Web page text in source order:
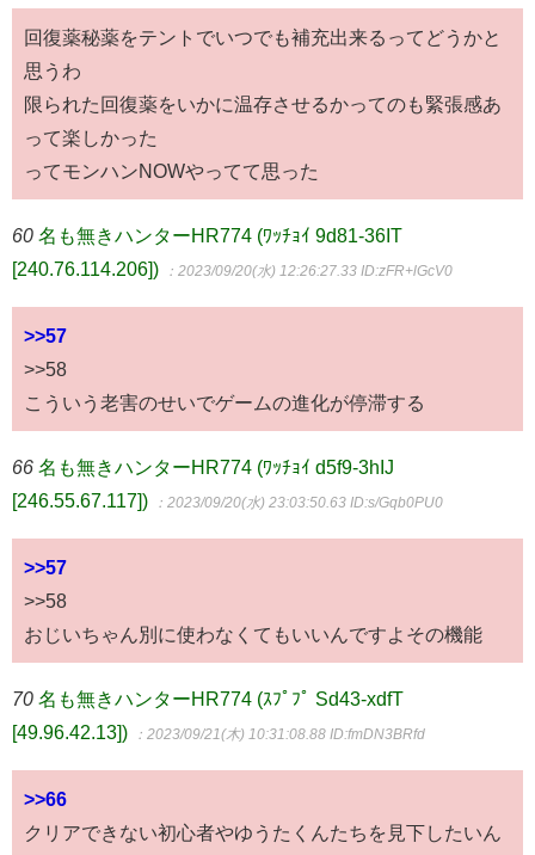
回復薬秘薬をテントでいつでも補充出来るってどうかと
思うわ
限られた回復薬をいかに温存させるかってのも緊張感あ
って楽しかった
ってモンハンNOWやってて思った
60 名も無きハンターHR774 (ﾜｯﾁｮｲ 9d81-36IT
[240.76.114.206])
：2023/09/20(水) 12:26:27.33 ID:zFR+lGcV0
>>57
>>58
こういう老害のせいでゲームの進化が停滞する
66 名も無きハンターHR774 (ﾜｯﾁｮｲ d5f9-3hIJ
[246.55.67.117])
：2023/09/20(水) 23:03:50.63 ID:s/Gqb0PU0
>>57
>>58
おじいちゃん別に使わなくてもいいんですよその機能
70 名も無きハンターHR774 (ｽﾌﾟﾌﾟ Sd43-xdfT
[49.96.42.13])
：2023/09/21(木) 10:31:08.88 ID:fmDN3BRfd
>>66
クリアできない初心者やゆうたくんたちを見下したいん